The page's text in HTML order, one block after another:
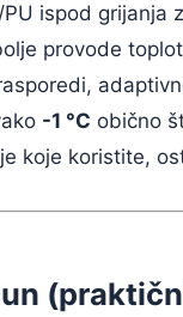
ispod grijanja
provode
-1 °C obično
koje koristite,